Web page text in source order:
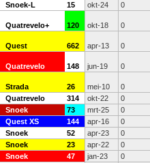
Snoek-L 15 okt-24 0
Quatrevelo+ 120 okt-18 0
Quest 662 apr-13 0
Quatrevelo 148 jun-19 0
Strada 26 mei-10 0
Quatrevelo 314 okt-22 0
Snoek 73 mrt-25 0
Quest XS 144 apr-16 0
Snoek 52 apr-23 0
Snoek 23 apr-22 0
Snoek 47 jan-23 0